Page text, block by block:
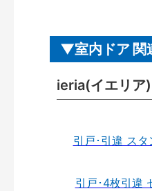
室内ドア 関
ieria(イエリア
引戸･引違 スタ
引戸･4枚引違